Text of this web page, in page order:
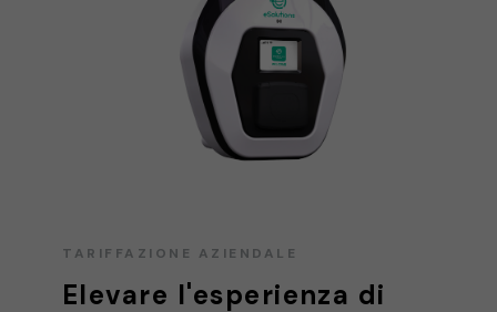
TARIFFAZIONE AZIENDALE
Elevare l'esperienza di